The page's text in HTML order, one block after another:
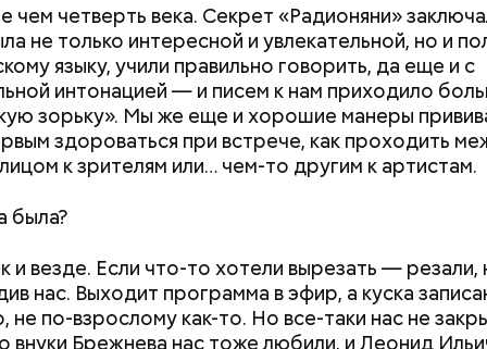
чем четверть века. Секрет «Радионяни»
не только интересной и увлекательной, но и
языку, учили правильно говорить, да еще и с
интонацией — и писем к нам приходило
зорьку». Мы же еще и хорошие манеры
здороваться при встрече, как проходить
к зрителям или… чем-то другим к артистам.
была?
и везде. Если что-то хотели вырезать — резали,
нас. Выходит программа в эфир, а куска
не по-взрослому как-то. Но все-таки нас не
внуки Брежнева нас тоже любили, и Леонид
Хотела спасти малыша: как
мать и сын погибли при
падении из окна в Раменском
«Тяжелейшая
для мужчины»:
гинекомастия